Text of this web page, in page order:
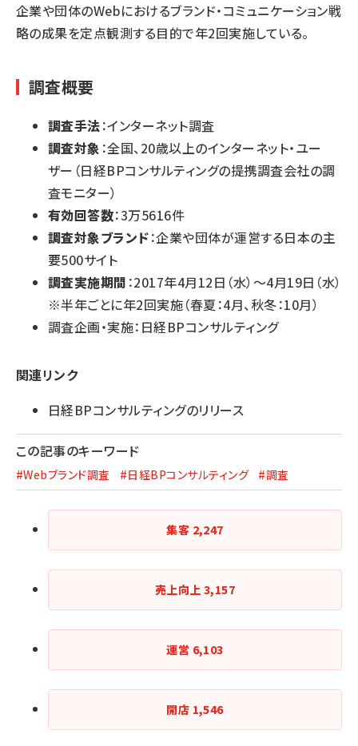
企業や団体のWebにおけるブランド・コミュニケーション戦
略の成果を定点観測する目的で年2回実施している。
調査概要
調査手法：インターネット調査
調査対象 ：全国、20歳以上のインターネット・ユー
ザー（日経BPコンサルティングの提携調査会社の調
査モニター）
有効回答数：3万5616件
調査対象ブランド：企業や団体が運営する日本の主
要500サイト
調査実施期間 ：2017年4月12日（水）～4月19日（水）
※半年ごとに年2回実施（春夏：4月、秋冬：10月）
調査企画・実施：日経BPコンサルティング
関連リンク
日経BPコンサルティングのリリース
この記事のキーワード
#Webブランド調査 #日経BPコンサルティング #調査
集客 2,247
売上向上 3,157
運営 6,103
開店 1,546